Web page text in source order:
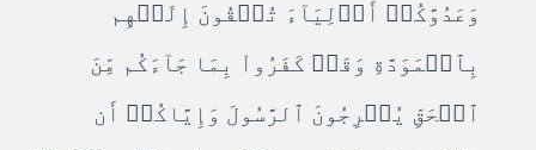
وَعَدُوَّكُمۡ أَوۡلِيَآءَ تُلۡقُونَ إِلَيۡهِم
بِٱلۡمَوَدَّةِ وَقَدۡ كَفَرُواْ بِمَا جَآءَكُم مِّنَ
ٱلۡحَقِّ يُخۡرِجُونَ ٱلرَّسُولَ وَإِيَّاكُمۡ أَن